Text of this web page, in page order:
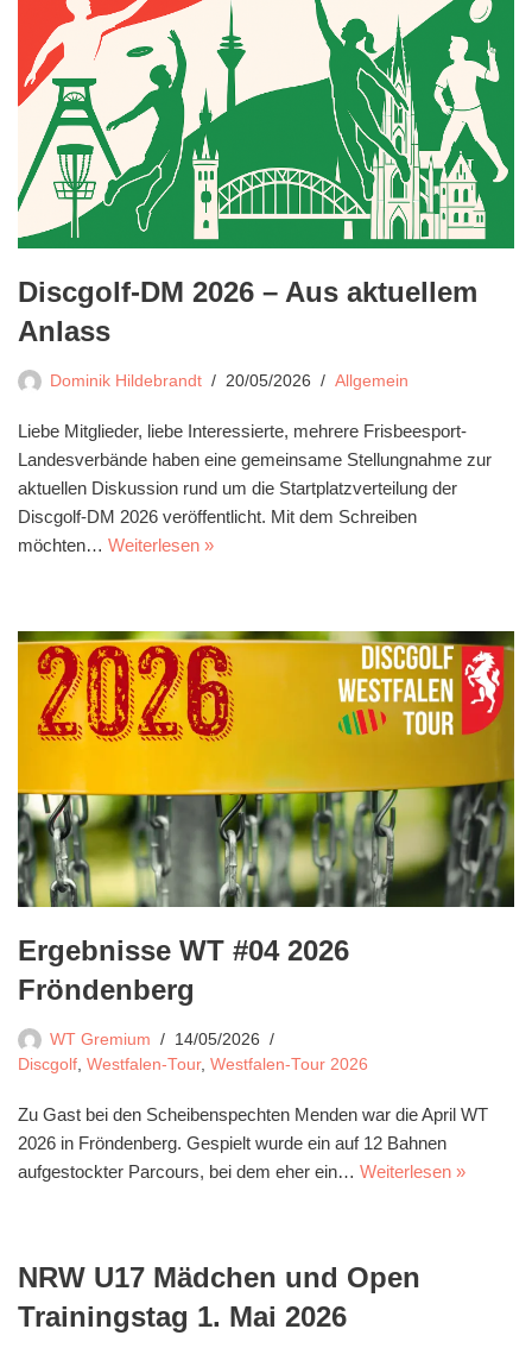
Discgolf-DM 2026 – Aus aktuellem
Anlass
Dominik Hildebrandt 20/05/2026 Allgemein
Liebe Mitglieder, liebe Interessierte, mehrere Frisbeesport-
Landesverbände haben eine gemeinsame Stellungnahme zur
aktuellen Diskussion rund um die Startplatzverteilung der
Discgolf-DM 2026 veröffentlicht. Mit dem Schreiben
möchten… Weiterlesen »
Ergebnisse WT #04 2026
Fröndenberg
WT Gremium
14/05/2026
Discgolf, Westfalen-Tour, Westfalen-Tour 2026
Zu Gast bei den Scheibenspechten Menden war die April WT
2026 in Fröndenberg. Gespielt wurde ein auf 12 Bahnen
aufgestockter Parcours, bei dem eher ein… Weiterlesen »
NRW U17 Mädchen und Open
Trainingstag 1. Mai 2026